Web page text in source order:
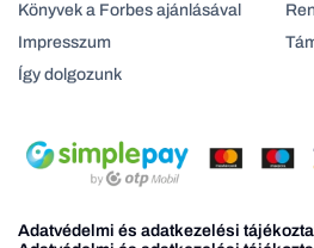
Könyvek a Forbes ajánlásával
Impresszum
Így dolgozunk
Adatvédelmi és adatkezelési